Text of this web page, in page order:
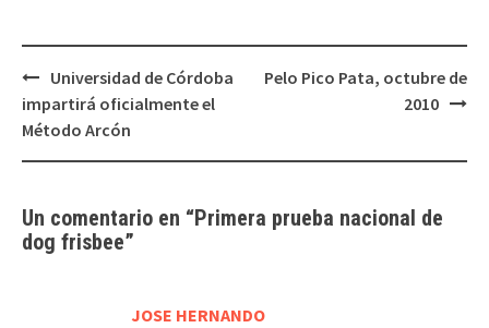
Navegación
de
entradas
Universidad de Córdoba
impartirá oficialmente el
Método Arcón
Pelo Pico Pata, octubre de
2010
Un comentario en “Primera prueba nacional de
dog frisbee”
JOSE HERNANDO